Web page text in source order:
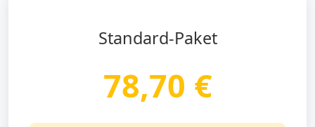
Standard-Paket
78,70 €